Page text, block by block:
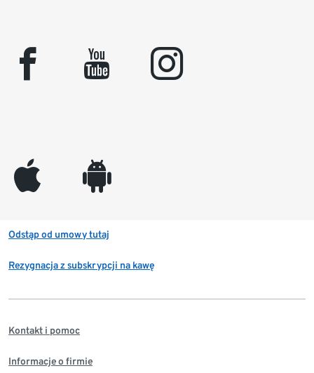
facebook youtube instagram
appleinc android
Odstąp od umowy tutaj
Rezygnacja z subskrypcji na kawę
Kontakt i pomoc
Informacje o firmie